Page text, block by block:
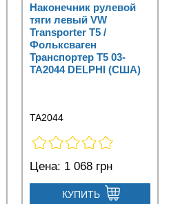
Наконечник рулевой
тяги левый VW
Transporter T5 /
Фольксваген
Транспортер Т5 03-
TA2044 DELPHI (США)
TA2044
Цена: 1 068 грн
КУПИТЬ